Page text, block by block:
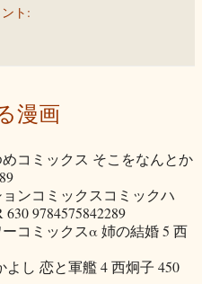
ト:
漫画
コミックス そこをなんとか
ンコミックスコミックハ
9784575842289
コミックスα 姉の結婚 5 西
よし 恋と軍艦 4 西炯子 450